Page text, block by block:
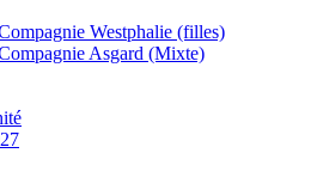
Westphalie (filles)
Asgard (Mixte)